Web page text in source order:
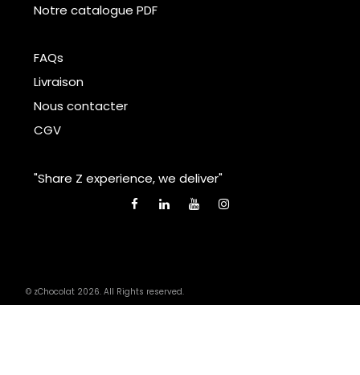
Notre catalogue PDF
FAQs
Livraison
Nous contacter
CGV
"Share Z experience, we deliver"
© zChocolat 2026. All Rights reserved.